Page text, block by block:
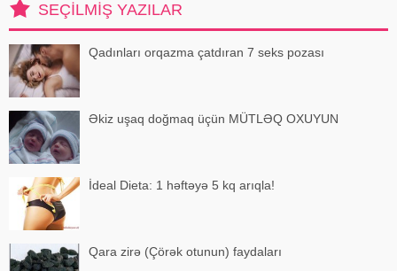
SEÇILMIŞ YAZILAR
Qadınları orqazma çatdıran 7 seks pozası
Əkiz uşaq doğmaq üçün MÜTLƏQ OXUYUN
İdeal Dieta: 1 həftəyə 5 kq arıqla!
Qara zirə (Çörək otunun) faydaları